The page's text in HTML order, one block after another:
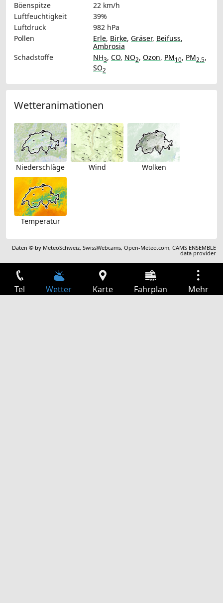
Böenspitze
22 km/h
Luftfeuchtigkeit
39%
Luftdruck
982 hPa
Pollen
Erle, Birke, Gräser, Beifuss,
Ambrosia
Schadstoffe
NH3, CO, NO2, Ozon, PM10, PM2.5,
SO2
Wetteranimationen
Niederschläge Wind Wolken
Temperatur
Daten © by MeteoSchweiz,SwissWebcams,Open-Meteo.com,CAMS ENSEMBLE
data provider
Tel Wetter Karte Fahrplan Mehr